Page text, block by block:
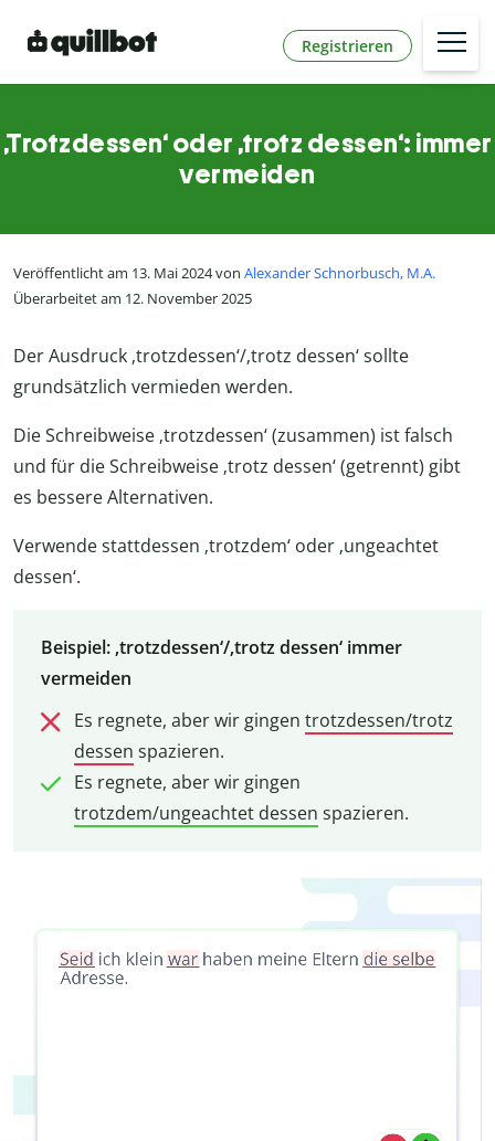
Registrieren
‚Trotzdessen‘ oder ‚trotz dessen‘: immer
vermeiden
Veröffentlicht am 13. Mai 2024 von Alexander Schnorbusch, M.A.
Überarbeitet am 12. November 2025
Der Ausdruck ‚trotzdessen‘/‚trotz dessen‘ sollte
grundsätzlich vermieden werden.
Die Schreibweise ‚trotzdessen‘ (zusammen) ist falsch
und für die Schreibweise ‚trotz dessen‘ (getrennt) gibt
es bessere Alternativen.
Verwende stattdessen ‚trotzdem‘ oder ‚ungeachtet
dessen‘.
Beispiel: ‚trotzdessen‘/‚trotz dessen‘ immer
vermeiden
Es regnete, aber wir gingen trotzdessen/trotz
dessen spazieren.
Es regnete, aber wir gingen
trotzdem/ungeachtet dessen spazieren.